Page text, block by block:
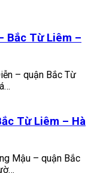
Bắc Từ Liêm –
– quận Bắc Từ
Từ Liêm – Hà
Mậu – quận Bắc